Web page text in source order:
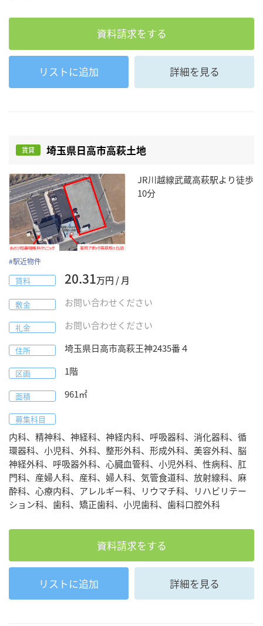
資料請求をする
リストに追加 詳細を見る
賃貸 埼玉県日高市高萩土地
JR川越線武蔵高萩駅より徒歩
10分
#駅近物件
賃料 20.31万円 / 月
敷金 お問い合わせください
礼金 お問い合わせください
住所 埼玉県日高市高萩王神2435番４
区画 1階
面積 961㎡
募集科目
内科、精神科、神経科、神経内科、呼吸器科、消化器科、循
環器科、小児科、外科、整形外科、形成外科、美容外科、脳
神経外科、呼吸器外科、心臓血管科、小児外科、性病科、肛
門科、産婦人科、産科、婦人科、気管食道科、放射線科、麻
酔科、心療内科、アレルギー科、リウマチ科、リハビリテー
ション科、歯科、矯正歯科、小児歯科、歯科口腔外科
資料請求をする
リストに追加 詳細を見る